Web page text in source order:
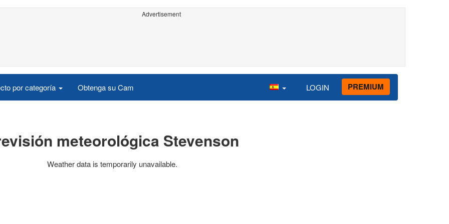
Advertisement
por categoría Obtenga su Cam LOGIN PREMIUM
meteorológica Stevenson
Weather data is temporarily unavailable.